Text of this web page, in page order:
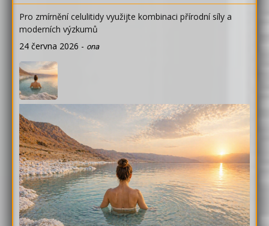
Pro zmírnění celulitidy využijte kombinaci přírodní síly a
moderních výzkumů
24 června 2026 - ona